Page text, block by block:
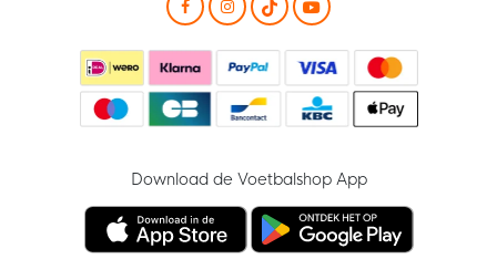
Download de Voetbalshop App